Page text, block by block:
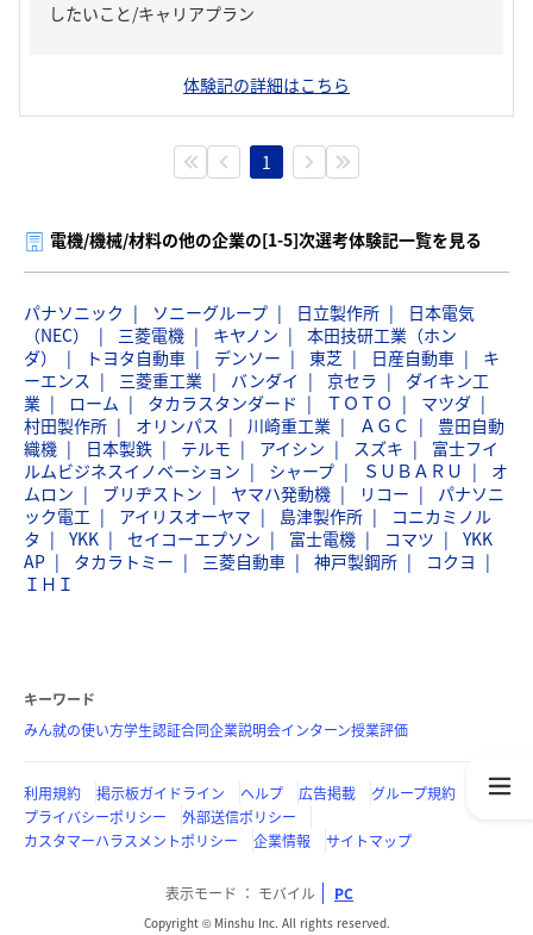
したいこと/キャリアプラン
体験記の詳細はこちら
1
電機/機械/材料の他の企業の[1-5]次選考体験記一覧を見る
パナソニック ソニーグループ 日立製作所
日本電気
（NEC）
三菱電機 キヤノン
本田技研工業（ホン
ダ）
トヨタ自動車 デンソー 東芝 日産自動車
キ
ーエンス
三菱重工業 バンダイ 京セラ
ダイキン工
業
ローム タカラスタンダード ＴＯＴＯ
マツダ
村田製作所
オリンパス 川崎重工業 ＡＧＣ
豊田自動
織機
日本製鉄 テルモ アイシン スズキ
富士フイ
ルムビジネスイノベーション
シャープ ＳＵＢＡＲＵ
オ
ムロン
ブリヂストン ヤマハ発動機 リコー
パナソニ
ック電工
アイリスオーヤマ 島津製作所
コニカミノル
タ
YKK セイコーエプソン 富士電機 コマツ
YKK
AP
タカラトミー 三菱自動車 神戸製鋼所
コクヨ
ＩＨＩ
キーワード
みん就の使い方学生認証合同企業説明会インターン授業評価
利用規約 掲示板ガイドライン ヘルプ 広告掲載
グループ規約
プライバシーポリシー
外部送信ポリシー
カスタマーハラスメントポリシー
企業情報 サイトマップ
表示モード モバイル PC
Copyright © Minshu Inc. All rights reserved.